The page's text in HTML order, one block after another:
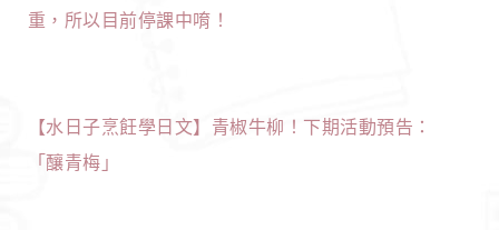
重，所以目前停課中唷！
【水日子烹飪學日文】青椒牛柳！下期活動預告：
「釀青梅」